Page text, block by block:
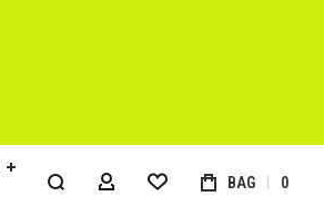
MY ACCOUNT BAG 0